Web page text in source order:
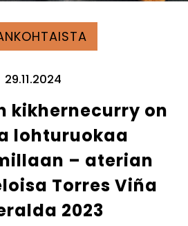
29.11.2024
kikhernecurry on
lohturuokaa
– aterian
Torres Viña
2023